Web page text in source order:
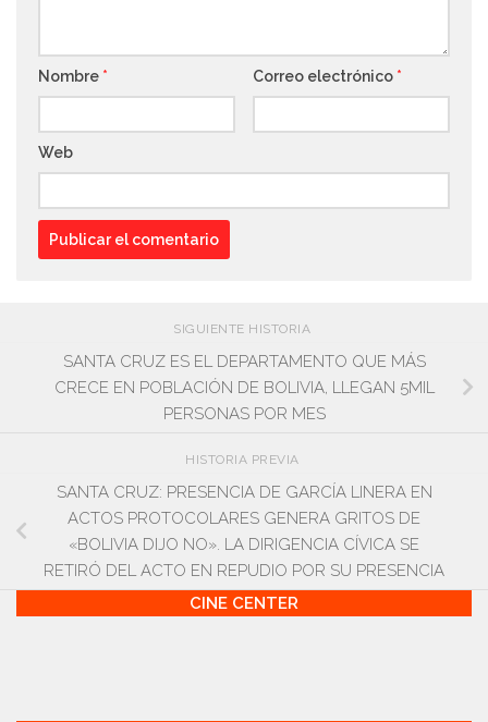
Nombre * Correo electrónico *
Web
SIGUIENTE HISTORIA
SANTA CRUZ ES EL DEPARTAMENTO QUE MÁS
CRECE EN POBLACIÓN DE BOLIVIA, LLEGAN 5MIL
PERSONAS POR MES
HISTORIA PREVIA
SANTA CRUZ: PRESENCIA DE GARCÍA LINERA EN
ACTOS PROTOCOLARES GENERA GRITOS DE
«BOLIVIA DIJO NO». LA DIRIGENCIA CÍVICA SE
RETIRÓ DEL ACTO EN REPUDIO POR SU PRESENCIA
CINE CENTER